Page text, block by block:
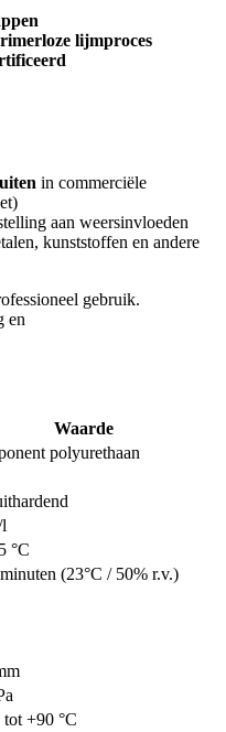
lijmproces
in commerciële
aan weersinvloeden
kunststoffen en andere
gebruik.
en
Waarde
polyurethaan
°C
(23°C / 50% r.v.)
tot +90 °C